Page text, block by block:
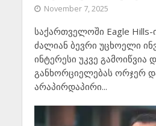
November 7, 2025
საქართველოში Eagle Hills-
ძალიან ბევრი უცხოელი
ინტერესი უკვე გამოიწვია
განხორციელებას ორჯერ
არაპირდაპირი...